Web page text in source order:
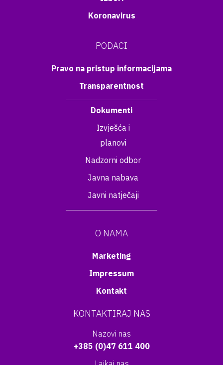
Koronavirus
PODACI
Pravo na pristup informacijama
Transparentnost
Dokumenti
Izvješća i
planovi
Nadzorni odbor
Javna nabava
Javni natječaji
O NAMA
Marketing
Impressum
Kontakt
KONTAKTIRAJ NAS
Nazovi nas
+385 (0)47 611 400